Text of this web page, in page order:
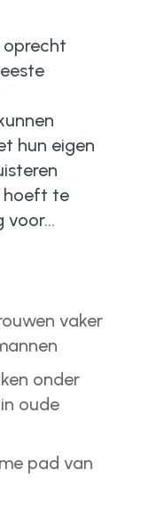
hun eigen
hoeft te
voor...
vaker
onder
oude
pad van